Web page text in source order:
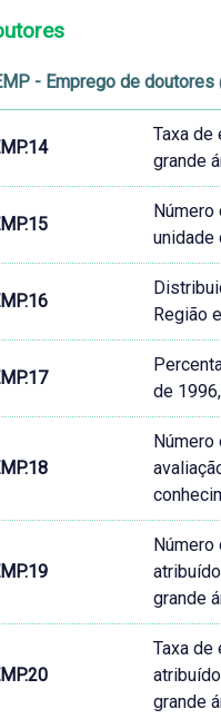
- Emprego de doutores
Taxa
grande
unidade
Região
de
Número
grande
Taxa
grande